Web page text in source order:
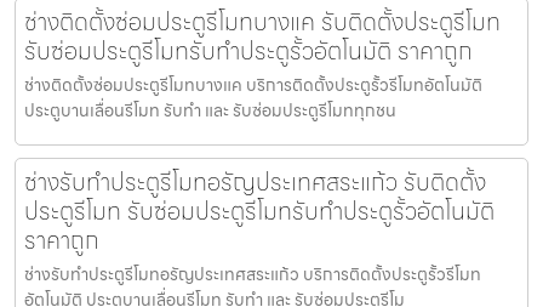
ช่างติดตั้งซ่อมประตูรีโมทบางแค รับติดตั้งประตูรีโมท
รับซ่อมประตูรีโมทรับทำประตูรั้วอัตโนมัติ ราคาถูก
ช่างติดตั้งซ่อมประตูรีโมทบางแค บริการติดตั้งประตูรั้วรีโมทอัตโนมัติ
ประตูบานเลื่อนรีโมท รับทำ และ รับซ่อมประตูรีโมททุกชน
ช่างรับทำประตูรีโมทอรัญประเทศสระแก้ว รับติดตั้ง
ประตูรีโมท รับซ่อมประตูรีโมทรับทำประตูรั้วอัตโนมัติ
ราคาถูก
ช่างรับทำประตูรีโมทอรัญประเทศสระแก้ว บริการติดตั้งประตูรั้วรีโมท
อัตโนมัติ ประตูบานเลื่อนรีโมท รับทำ และ รับซ่อมประตูรีโม